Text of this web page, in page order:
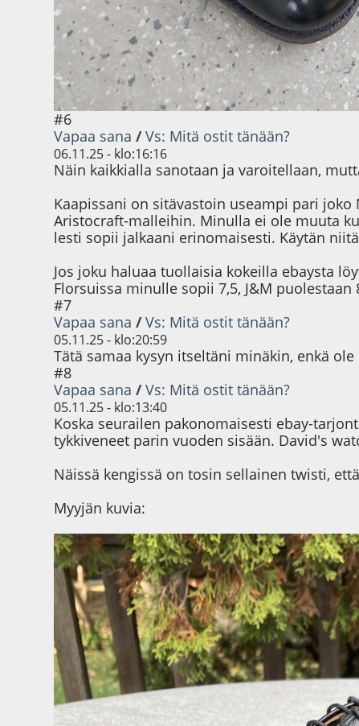
#6
Vapaa sana /Vs: Mitä ostit tänään?
06.11.25 - klo:16:16
Näin kaikkialla sanotaan ja varoitellaan,
Kaapissani on sitävastoin useampi pari joko
Aristocraft-malleihin. Minulla ei ole muuta
lesti sopii jalkaani erinomaisesti. Käytän
Jos joku haluaa tuollaisia kokeilla ebaysta
Florsuissa minulle sopii 7,5, J&M puolestaan
#7
Vapaa sana /Vs: Mitä ostit tänään?
05.11.25 - klo:20:59
Tätä samaa kysyn itseltäni minäkin, enkä
#8
Vapaa sana /Vs: Mitä ostit tänään?
05.11.25 - klo:13:40
Koska seurailen pakonomaisesti ebay-
tykkiveneet parin vuoden sisään. David's
Näissä kengissä on tosin sellainen twisti,
Myyjän kuvia: